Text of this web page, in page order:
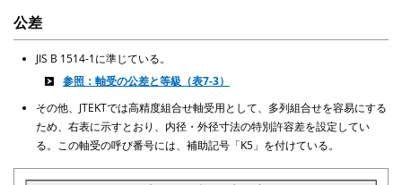
公差
JIS B 1514-1に準じている。
参照：軸受の公差と等級（表7-3）
その他、JTEKTでは高精度組合せ軸受用として、多列組合せを容易にする
ため、右表に示すとおり、内径・外径寸法の特別許容差を設定してい
る。この軸受の呼び番号には、補助記号「K5」を付けている。